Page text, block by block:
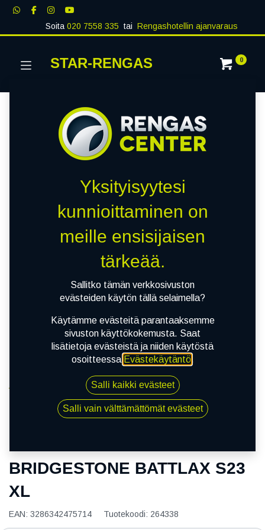
Soita020 7558 335 tai Rengashotellin ajanvaraus
STAR-RENGAS 0
160/60R17 69W BRIDGESTONE BATTLAX S23 XL
BRIDGESTONE BATTLAX S23
XL
EAN: 3286342475714 Tuotekoodi: 264338
Yksityisyytesi
kunnioittaminen on
meille ensisijaisen
tärkeää.
Sallitko tämän verkkosivuston
evästeiden käytön tällä selaimella?
Käytämme evästeitä parantaaksemme
sivuston käyttökokemusta. Saat
lisätietoja evästeistä ja niiden käytöstä
osoitteessa Evästekäytäntö.
Salli kaikki evästeet
Salli vain välttämättömät evästeet